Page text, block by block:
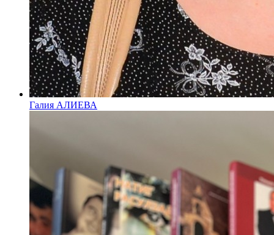
Галия АЛИЕВА